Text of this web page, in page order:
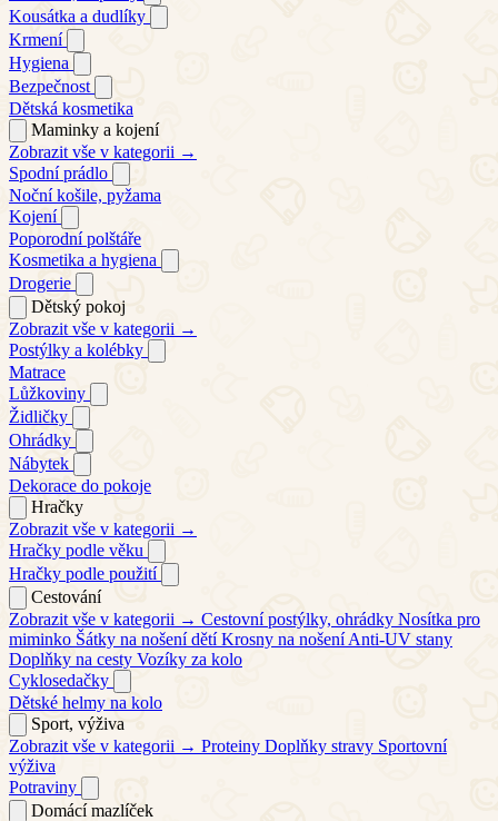
Kousátka a dudlíky
Krmení
Hygiena
Bezpečnost
Dětská kosmetika
Maminky a kojení
Zobrazit vše v kategorii →
Spodní prádlo
Noční košile, pyžama
Kojení
Poporodní polštáře
Kosmetika a hygiena
Drogerie
Dětský pokoj
Zobrazit vše v kategorii →
Postýlky a kolébky
Matrace
Lůžkoviny
Židličky
Ohrádky
Nábytek
Dekorace do pokoje
Hračky
Zobrazit vše v kategorii →
Hračky podle věku
Hračky podle použití
Cestování
Zobrazit vše v kategorii → Cestovní postýlky, ohrádky Nosítka pro
miminko Šátky na nošení dětí Krosny na nošení Anti-UV stany
Doplňky na cesty Vozíky za kolo
Cyklosedačky
Dětské helmy na kolo
Sport, výživa
Zobrazit vše v kategorii → Proteiny Doplňky stravy Sportovní
výživa
Potraviny
Domácí mazlíček